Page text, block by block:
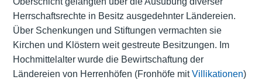
Herrschaftsrechte in Besitz ausgedehnter Ländereien.
Über Schenkungen und Stiftungen vermachten sie
Kirchen und Klöstern weit gestreute Besitzungen. Im
Hochmittelalter wurde die Bewirtschaftung der
Ländereien von Herrenhöfen (Fronhöfe mitVillikationen)